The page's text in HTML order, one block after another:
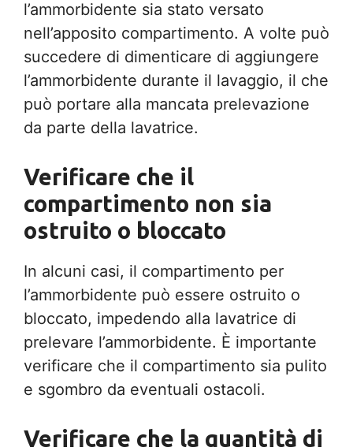
l’ammorbidente sia stato versato
nell’apposito compartimento. A volte può
succedere di dimenticare di aggiungere
l’ammorbidente durante il lavaggio, il che
può portare alla mancata prelevazione
da parte della lavatrice.
Verificare che il
compartimento non sia
ostruito o bloccato
In alcuni casi, il compartimento per
l’ammorbidente può essere ostruito o
bloccato, impedendo alla lavatrice di
prelevare l’ammorbidente. È importante
verificare che il compartimento sia pulito
e sgombro da eventuali ostacoli.
Verificare che la quantità di